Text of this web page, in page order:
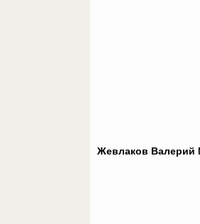
Жевлаков Валерий